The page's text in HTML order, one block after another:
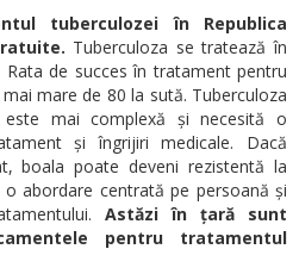
tuberculozei în Republica
Tuberculoza se tratează în
de succes în tratament pentru
mare de 80 la sută. Tuberculoza
este mai complexă și necesită o
și îngrijiri medicale. Dacă
boala poate deveni rezistentă la
abordare centrată pe persoană și
Astăzi în țară sunt
pentru tratamentul